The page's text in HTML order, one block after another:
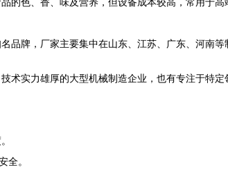
品牌，厂家主要集中在山东、江苏、广东、河南等
术实力雄厚的大型机械制造企业，也有专注于特
全。